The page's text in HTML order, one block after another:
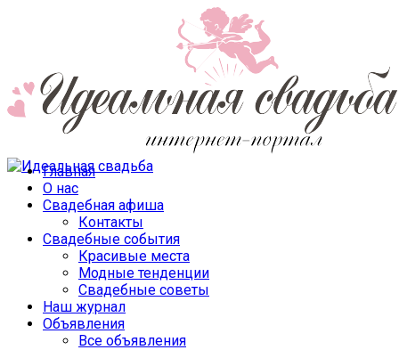
Главная
О нас
Свадебная афиша
Контакты
Свадебные события
Красивые места
Модные тенденции
Свадебные советы
Наш журнал
Объявления
Все объявления